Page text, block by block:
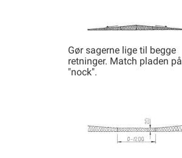
Gør sagerne lige til begge
retninger. Match pladen på
"nock".